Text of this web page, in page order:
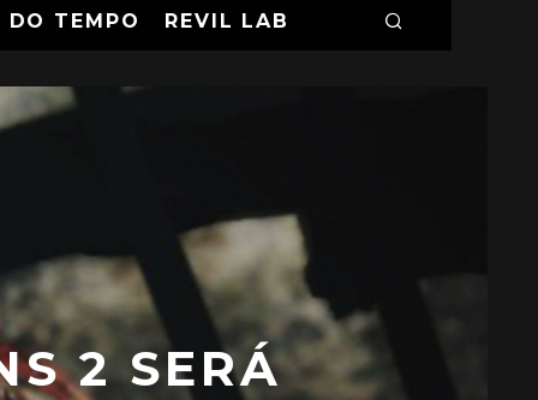
DO TEMPO REVIL LAB
2 SERÁ